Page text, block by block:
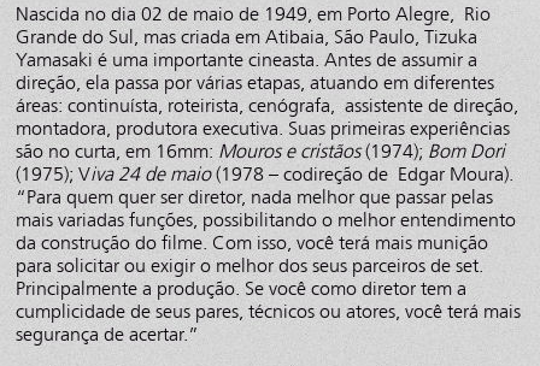
Nascida no dia 02 de maio de 1949, em Porto Alegre, Rio
Grande do Sul, mas criada em Atibaia, São Paulo, Tizuka
Yamasaki é uma importante cineasta. Antes de assumir a
direção, ela passa por várias etapas, atuando em diferentes
áreas: continuísta, roteirista, cenógrafa, assistente de direção,
montadora, produtora executiva. Suas primeiras experiências
são no curta, em 16mm: Mouros e cristãos(1974); Bom Dori
(1975); Viva 24 de maio(1978 – codireção de Edgar Moura).
“Para quem quer ser diretor, nada melhor que passar pelas
mais variadas funções, possibilitando o melhor entendimento
da construção do filme. Com isso, você terá mais munição
para solicitar ou exigir o melhor dos seus parceiros de set.
Principalmente a produção. Se você como diretor tem a
cumplicidade de seus pares, técnicos ou atores, você terá mais
segurança de acertar.”